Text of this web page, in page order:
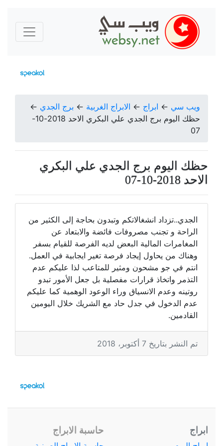
ويب سي ← ابراج ← الابراج الغربية ← برج الجدي ←
حظك اليوم برج الجدي علي البكري الاحد 2018-10-
07
حظك اليوم برج الجدي علي البكري
الاحد 2018-10-07
الجدي..تزداد انشغالاتكم وتبدون بحاجة إلى الكثير من
الراحة و تجنب مصروفات فائضة والابتعاد عن
المغامرات المالية البعض لديه الفرصة للقيام بسفر
وهناك من يحاول إيجاد فرصة تغير ايجابية في العمل.
انتم في جو مشحون ومثير للمتاعب لذا عليكم عدم
التذمر واتخاذ قرارات مفصلية بل جعل الأمور تبدو
روتينه وعدم الانسياق وراء الوعود الوهمية كما عليكم
عدم الدخول في جدل حاد مع الشريك خلال اليومين
القادمين.
تم النشر بتاريخ 7 أكتوبر، 2018
ابراج حاسبة الابراج